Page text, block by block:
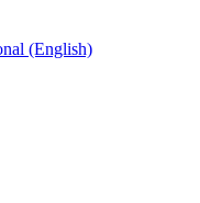
(English)